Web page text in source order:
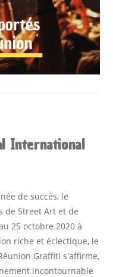
International
de succès, le
de Street Art et de
25 octobre 2020 à
riche et éclectique, le
Graffiti s'affirme,
incontournable